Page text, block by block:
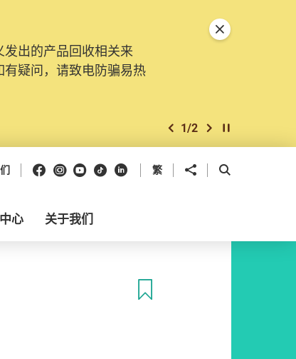
出的产品回收相关来
疑问，请致电防骗易热
上一个
1/2 下一个开始/暂停幻灯
关闭特別通告
Facebook
Instagram
Youtube
抖音领英 繁 分享到 开启搜寻框
心 关于我们